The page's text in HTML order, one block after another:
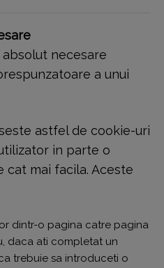
necesare
a unui
astfel de cookie-uri
in parte o
cat mai facila. Aceste
dintr-o pagina catre pagina
daca ati completat un
trebuie sa introduceti o